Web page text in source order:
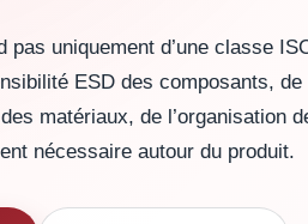
pas uniquement d’une classe
ESD des composants, de
matériaux, de l’organisation
nécessaire autour du produit.